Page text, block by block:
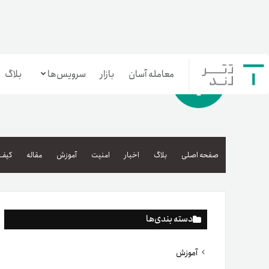
معامله آسان بازار سرویس‌ها
بازار تترلند
سرمایه‌گذاری آسان
بلاگ
صفحه اصلی بلاگ اخبار امنیت آموزش مقاله
دسته بندی‌ها
آموزش